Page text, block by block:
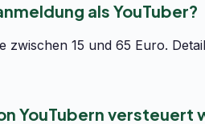
als YouTuber?
zwischen 15 und 65 Euro.
YouTubern versteuert